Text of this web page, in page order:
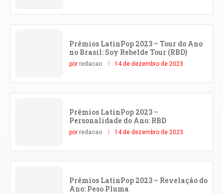
Prêmios LatinPop 2023 – Tour do Ano
no Brasil: Soy Rebelde Tour (RBD)
por redacao 14 de dezembro de 2023
Prêmios LatinPop 2023 –
Personalidade do Ano: RBD
por redacao 14 de dezembro de 2023
Prêmios LatinPop 2023 – Revelação do
Ano: Peso Pluma